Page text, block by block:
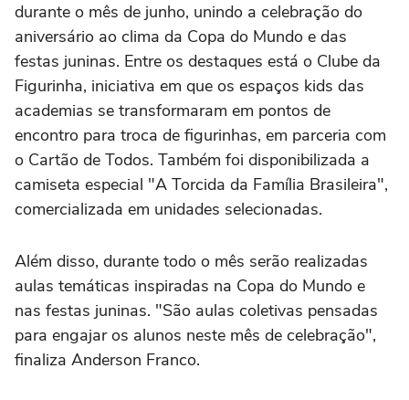
durante o mês de junho, unindo a celebração do
aniversário ao clima da Copa do Mundo e das
festas juninas. Entre os destaques está o Clube da
Figurinha, iniciativa em que os espaços kids das
academias se transformaram em pontos de
encontro para troca de figurinhas, em parceria com
o Cartão de Todos. Também foi disponibilizada a
camiseta especial "A Torcida da Família Brasileira",
comercializada em unidades selecionadas.
Além disso, durante todo o mês serão realizadas
aulas temáticas inspiradas na Copa do Mundo e
nas festas juninas. "São aulas coletivas pensadas
para engajar os alunos neste mês de celebração",
finaliza Anderson Franco.